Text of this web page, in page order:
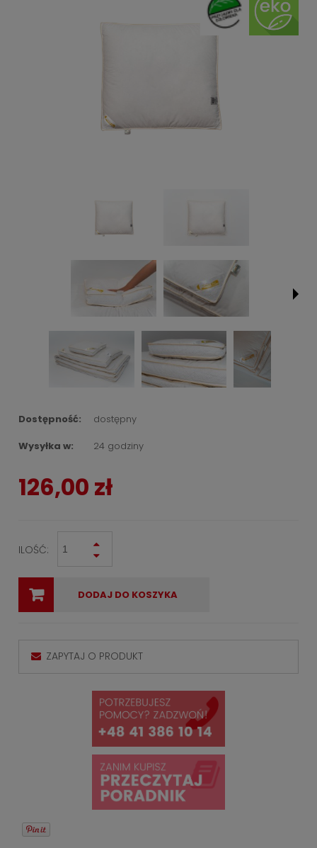
Dostępność:
dostępny
Wysyłka w:
24 godziny
126,00 zł
ILOŚĆ:
DODAJ DO KOSZYKA
ZAPYTAJ O PRODUKT